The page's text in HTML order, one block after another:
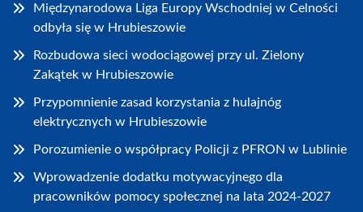
Międzynarodowa Liga Europy Wschodniej w Celności
odbyła się w Hrubieszowie
Rozbudowa sieci wodociągowej przy ul. Zielony
Zakątek w Hrubieszowie
Przypomnienie zasad korzystania z hulajnóg
elektrycznych w Hrubieszowie
Porozumienie o współpracy Policji z PFRON w Lublinie
Wprowadzenie dodatku motywacyjnego dla
pracowników pomocy społecznej na lata 2024-2027